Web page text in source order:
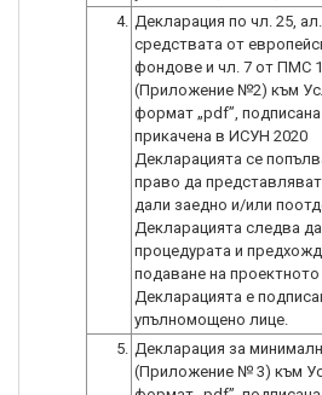
4. Декларация по чл. 25,
средствата от
фондове и чл. 7 от ПМС
(Приложение №2) към
формат „pdf”, подписана
прикачена в ИСУН 2020
Декларацията се
право да
дали заедно и/или
Декларацията следва
процедурата и
подаване на
Декларацията е
5. Декларация за
(Приложение № 3) към